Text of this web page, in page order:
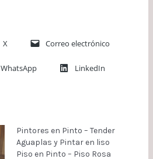
X Correo electrónico
WhatsApp LinkedIn
Pintores en Pinto – Tender
Aguaplas y Pintar en liso
Piso en Pinto – Piso Rosa